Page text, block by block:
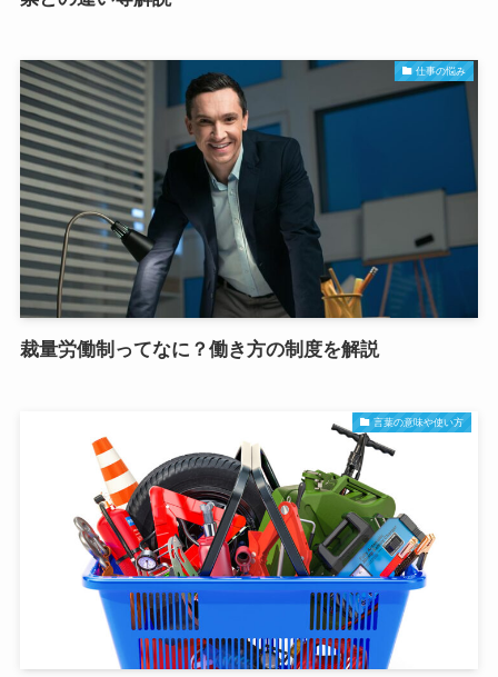
仕事の悩み
裁量労働制ってなに？働き方の制度を解説
言葉の意味や使い方